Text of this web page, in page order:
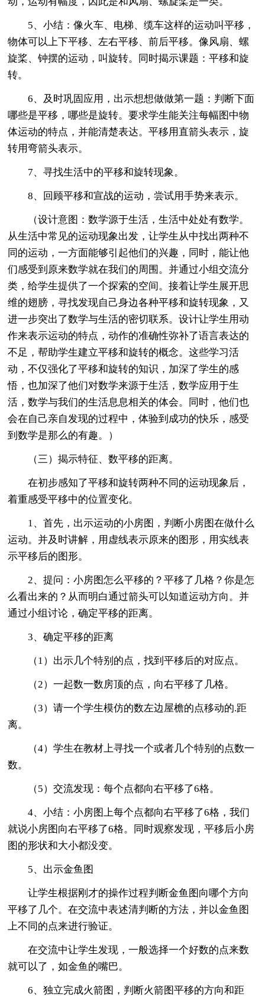
5、小结：像火车、电梯、缆车这样的运动叫平移，
物体可以上下平移、左右平移、前后平移。像风扇、螺
旋桨、钟摆的运动，叫旋转。同时揭示课题：平移和旋
转。
6、及时巩固应用，出示想想做做第一题：判断下面
哪些是平移，哪些是旋转。要求学生能关注每幅图中物
体运动的特点，并能清楚表达。平移用直箭头表示，旋
转用弯箭头表示。
7、寻找生活中的平移和旋转现象。
8、回顾平移和宣战的运动，尝试用手势来表示。
（设计意图：数学源于生活，生活中处处有数学。
从生活中常见的运动现象出发，让学生从中找出两种不
同的运动，一方面能够引起他们的兴趣，同时，能让他
们感受到原来数学就在我们的周围。并通过小组交流分
类，给学生提供了一个探索的空间。接着让学生展开思
维的翅膀，寻找发现自己身边各种平移和旋转现象，又
进一步突出了数学与生活的密切联系。设计让学生用动
作来表示运动的特点，动作的准确性弥补了语言表达的
不足，帮助学生建立平移和旋转的概念。这些学习活
动，不仅强化了平移和旋转的知识，加深了学生的感
悟，也加深了他们对数学来源于生活，数学应用于生
活，数学与我们的生活息息相关的体会。同时，他们也
会在自己亲自发现的过程中，体验到成功的快乐，感受
到数学是那么的有趣。）
（三）揭示特征、数平移的距离。
在初步感知了平移和旋转两种不同的运动现象后，
着重感受平移中的位置变化。
1、首先，出示运动的小房图，判断小房图在做什么
运动。并及时讲解，用虚线表示原来的图形，用实线表
示平移后的图形。
2、提问：小房图怎么平移的？平移了几格？你是怎
么看出来的？从而明白通过箭头可以知道运动方向。并
通过小组讨论，确定平移的距离。
3、确定平移的距离
（1）出示几个特别的点，找到平移后的对应点。
（2）一起数一数房顶的点，向右平移了几格。
（3）请一个学生模仿的数左边屋檐的点移动的.距
离。
（4）学生在教材上寻找一个或者几个特别的点数一
数。
（5）交流发现：每个点都向右平移了6格。
4、小结：小房图上每个点都向右平移了6格，我们
就说小房图向右平移了6格。同时观察发现，平移后小房
图的形状和大小都没变。
5、出示金鱼图
让学生根据刚才的操作过程判断金鱼图向哪个方向
平移了几个。在交流中表述清判断的方法，并以金鱼图
上不同的点来进行验证。
在交流中让学生发现，一般选择一个好数的点来数
就可以了，如金鱼的嘴巴。
6、独立完成火箭图，判断火箭图平移的方向和距